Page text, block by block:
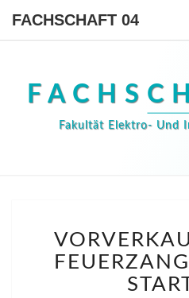
FACHSCHAFT 04
Fakultät Elektro- Und